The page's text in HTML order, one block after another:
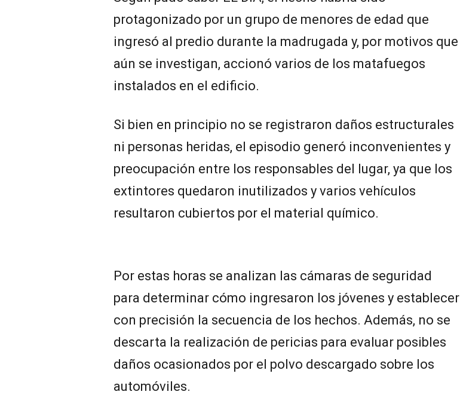
protagonizado por un grupo de menores de edad que
ingresó al predio durante la madrugada y, por motivos que
aún se investigan, accionó varios de los matafuegos
instalados en el edificio.
Si bien en principio no se registraron daños estructurales
ni personas heridas, el episodio generó inconvenientes y
preocupación entre los responsables del lugar, ya que los
extintores quedaron inutilizados y varios vehículos
resultaron cubiertos por el material químico.
Por estas horas se analizan las cámaras de seguridad
para determinar cómo ingresaron los jóvenes y establecer
con precisión la secuencia de los hechos. Además, no se
descarta la realización de pericias para evaluar posibles
daños ocasionados por el polvo descargado sobre los
automóviles.